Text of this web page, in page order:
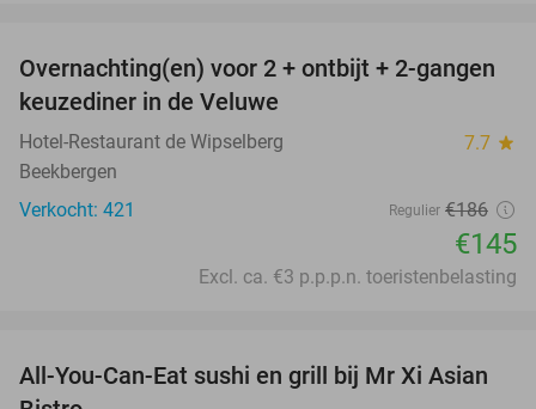
22%
Overnachting(en) voor 2 + ontbijt + 2-gangen
keuzediner in de Veluwe
Hotel-Restaurant de Wipselberg 7.7 star
Beekbergen
Verkocht: 421
Regulier €186
€145
Excl. ca. €3 p.p.p.n. toeristenbelasting
14%
All-You-Can-Eat sushi en grill bij Mr Xi Asian